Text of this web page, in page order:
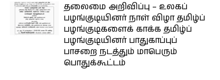
தலைமை அறிவிப்பு – உலகப்
பழங்குடியினர் நாள் விழா தமிழ்ப்
பழங்குடிகளைக் காக்க தமிழ்ப்
பழங்குடியினர் பாதுகாப்புப்
பாசறை நடத்தும் மாபெரும்
பொதுக்கூட்டம்